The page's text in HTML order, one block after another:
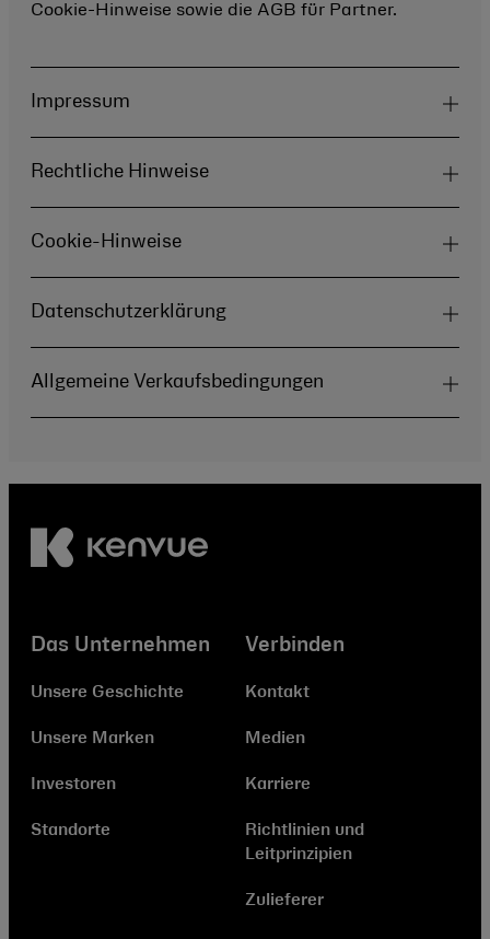
Cookie-Hinweise sowie die AGB für Partner.
Impressum
Rechtliche Hinweise
Cookie-Hinweise
Datenschutzerklärung
Allgemeine Verkaufsbedingungen
Das Unternehmen
Unsere Geschichte
Unsere Marken
Investoren
Standorte
Verbinden
Kontakt
Medien
Karriere
Richtlinien und
Leitprinzipien
Zulieferer